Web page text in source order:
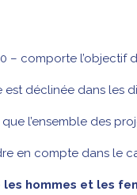
– comporte l’objectif
est déclinée dans les
l’ensemble des
en compte dans le
hommes et les